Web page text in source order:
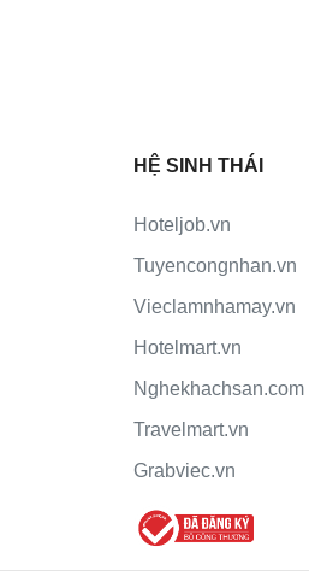
HỆ SINH THÁI
Hoteljob.vn
Tuyencongnhan.vn
Vieclamnhamay.vn
Hotelmart.vn
Nghekhachsan.com
Travelmart.vn
Grabviec.vn